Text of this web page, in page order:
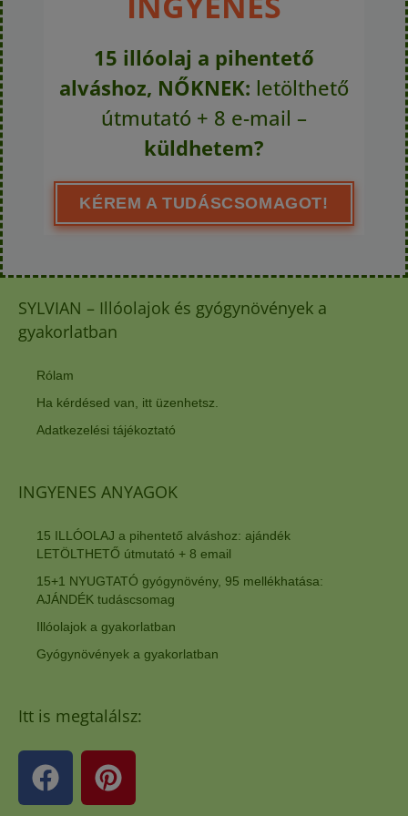
15 illóolaj a pihentető
alváshoz, NŐKNEK: letölthető
útmutató + 8 e-mail –
küldhetem?
KÉREM A TUDÁSCSOMAGOT!
SYLVIAN – Illóolajok és gyógynövények a
gyakorlatban
Rólam
Ha kérdésed van, itt üzenhetsz.
Adatkezelési tájékoztató
INGYENES ANYAGOK
15 ILLÓOLAJ a pihentető alváshoz: ajándék
LETÖLTHETŐ útmutató + 8 email
15+1 NYUGTATÓ gyógynövény, 95 mellékhatása:
AJÁNDÉK tudáscsomag
Illóolajok a gyakorlatban
Gyógynövények a gyakorlatban
Itt is megtalálsz: